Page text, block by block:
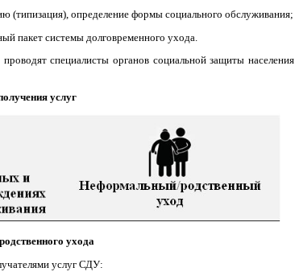
(типизация), определение формы социального обслуживания;
пакет системы долговременного ухода.
специалисты органов социальной защиты населения
услуг
ухода
услуг СДУ: